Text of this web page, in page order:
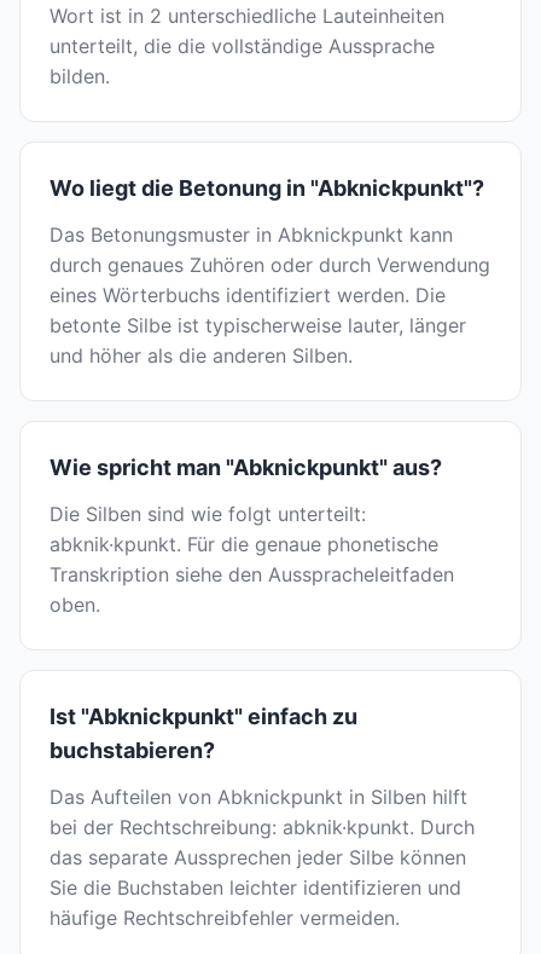
Wort ist in 2 unterschiedliche Lauteinheiten
unterteilt, die die vollständige Aussprache
bilden.
Wo liegt die Betonung in "Abknickpunkt"?
Das Betonungsmuster in Abknickpunkt kann
durch genaues Zuhören oder durch Verwendung
eines Wörterbuchs identifiziert werden. Die
betonte Silbe ist typischerweise lauter, länger
und höher als die anderen Silben.
Wie spricht man "Abknickpunkt" aus?
Die Silben sind wie folgt unterteilt:
abknik·kpunkt. Für die genaue phonetische
Transkription siehe den Ausspracheleitfaden
oben.
Ist "Abknickpunkt" einfach zu
buchstabieren?
Das Aufteilen von Abknickpunkt in Silben hilft
bei der Rechtschreibung: abknik·kpunkt. Durch
das separate Aussprechen jeder Silbe können
Sie die Buchstaben leichter identifizieren und
häufige Rechtschreibfehler vermeiden.